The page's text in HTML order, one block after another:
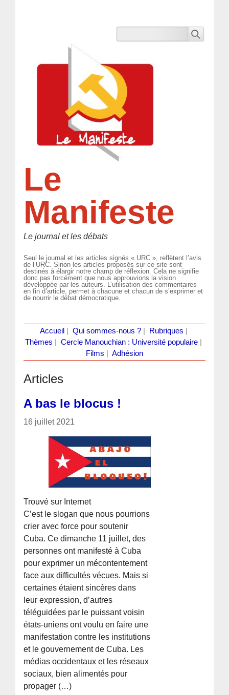
Le
Manifeste
Le journal et les débats
Seul le journal et les articles signés « URC », reflètent l’avis
de l’URC. Sinon les articles proposés sur ce site sont
destinés à élargir notre champ de réflexion. Cela ne signifie
donc pas forcément que nous approuvions la vision
développée par les auteurs. L’utilisation des commentaires
en fin d’article, permet à chacune et chacun de s’exprimer et
de nourrir le débat démocratique.
Accueil Qui sommes-nous ?| Rubriques
Thèmes
Cercle Manouchian : Université populaire
Films
Adhésion
Articles
A bas le blocus !
16 juillet 2021
Trouvé sur Internet
C’est le slogan que nous pourrions
crier avec force pour soutenir
Cuba. Ce dimanche 11 juillet, des
personnes ont manifesté à Cuba
pour exprimer un mécontentement
face aux difficultés vécues. Mais si
certaines étaient sincères dans
leur expression, d’autres
téléguidées par le puissant voisin
états-uniens ont voulu en faire une
manifestation contre les institutions
et le gouvernement de Cuba. Les
médias occidentaux et les réseaux
sociaux, bien alimentés pour
propager (…)